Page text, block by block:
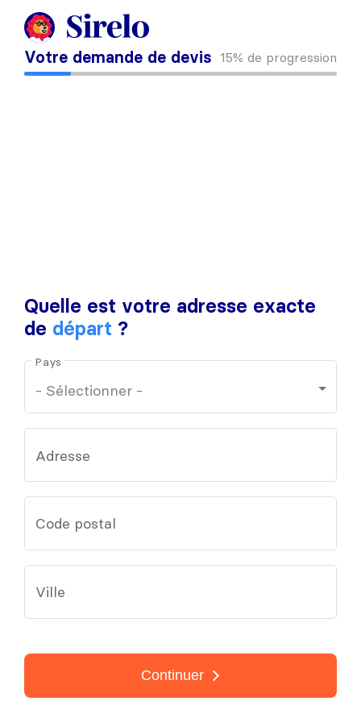
Votre demande de devis 15% de progression
Quelle est votre adresse exacte
de départ ?
Pays
Adresse
Code postal
Ville
Continuer